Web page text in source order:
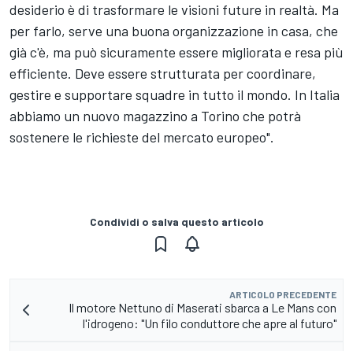
desiderio è di trasformare le visioni future in realtà. Ma
per farlo, serve una buona organizzazione in casa, che
già c'è, ma può sicuramente essere migliorata e resa più
efficiente. Deve essere strutturata per coordinare,
gestire e supportare squadre in tutto il mondo. In Italia
abbiamo un nuovo magazzino a Torino che potrà
sostenere le richieste del mercato europeo".
Condividi o salva questo articolo
ARTICOLO PRECEDENTE
Il motore Nettuno di Maserati sbarca a Le Mans con
l'idrogeno: "Un filo conduttore che apre al futuro"